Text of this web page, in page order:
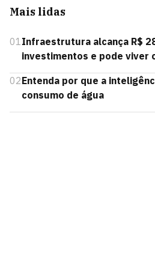
Mais lidas
01Infraestrutura alcança R$
investimentos e pode viver
02Entenda por que a
consumo de água